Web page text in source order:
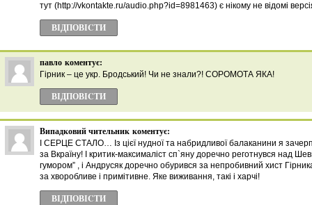
тут (http://vkontakte.ru/audio.php?id=8981463) є нікому не відомі
ВІДПОВІCТИ
павло коментує:
Гірник – це укр. Бродський! Чи не знали?! СОРОМОТА ЯКА!
ВІДПОВІCТИ
Випадковий чительник коментує:
І СЕРЦЕ СТАЛО… Із цієї нудної та набридливої балаканини я
за Вкраїну! І критик-максималіст сп`яну доречно реготнувся над
гумором” , і Андрусяк доречно обурився за непробивний хист
за хворобливе і примітивне. Яке виживання, такі і харчі!
ВІДПОВІCТИ